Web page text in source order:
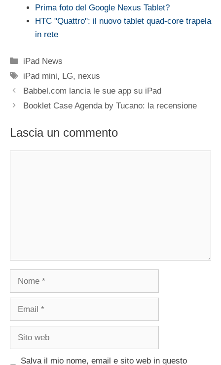
Prima foto del Google Nexus Tablet?
HTC "Quattro": il nuovo tablet quad-core trapela
in rete
Categorie
iPad News
Tag
iPad mini, LG, nexus
Babbel.com lancia le sue app su iPad
Booklet Case Agenda by Tucano: la recensione
Lascia un commento
Nome
Email
Sito
Salva il mio nome, email e sito web in questo